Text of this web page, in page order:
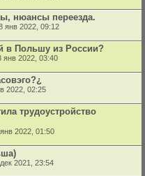
нюансы переезда.
янв 2022, 09:12
в Польшу из России?
янв 2022, 03:40
2022, 02:25
трудоустройство
2022, 01:50
2021, 23:54